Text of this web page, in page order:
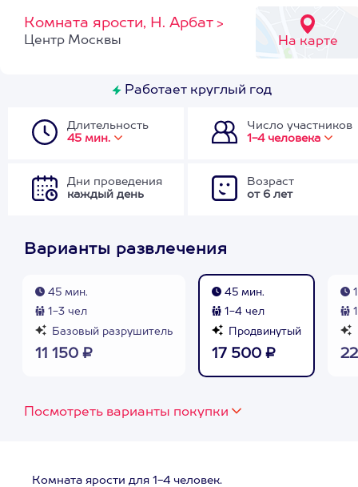
Комната ярости, Н. Арбат >
На карте
Центр Москвы
Работает круглый год
Длительность
45 мин.
Число участников
1-4 человека
Дни проведения
каждый день
Возраст
от 6 лет
Варианты развлечения
45 мин.
1-3 чел
Базовый разрушитель
11 150 ₽
45 мин.
1-4 чел
Продвинутый
17 500 ₽
Посмотреть варианты покупки
Комната ярости для 1-4 человек.